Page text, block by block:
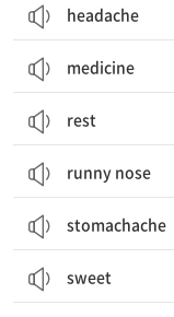
headache
medicine
rest
runny nose
stomachache
sweet